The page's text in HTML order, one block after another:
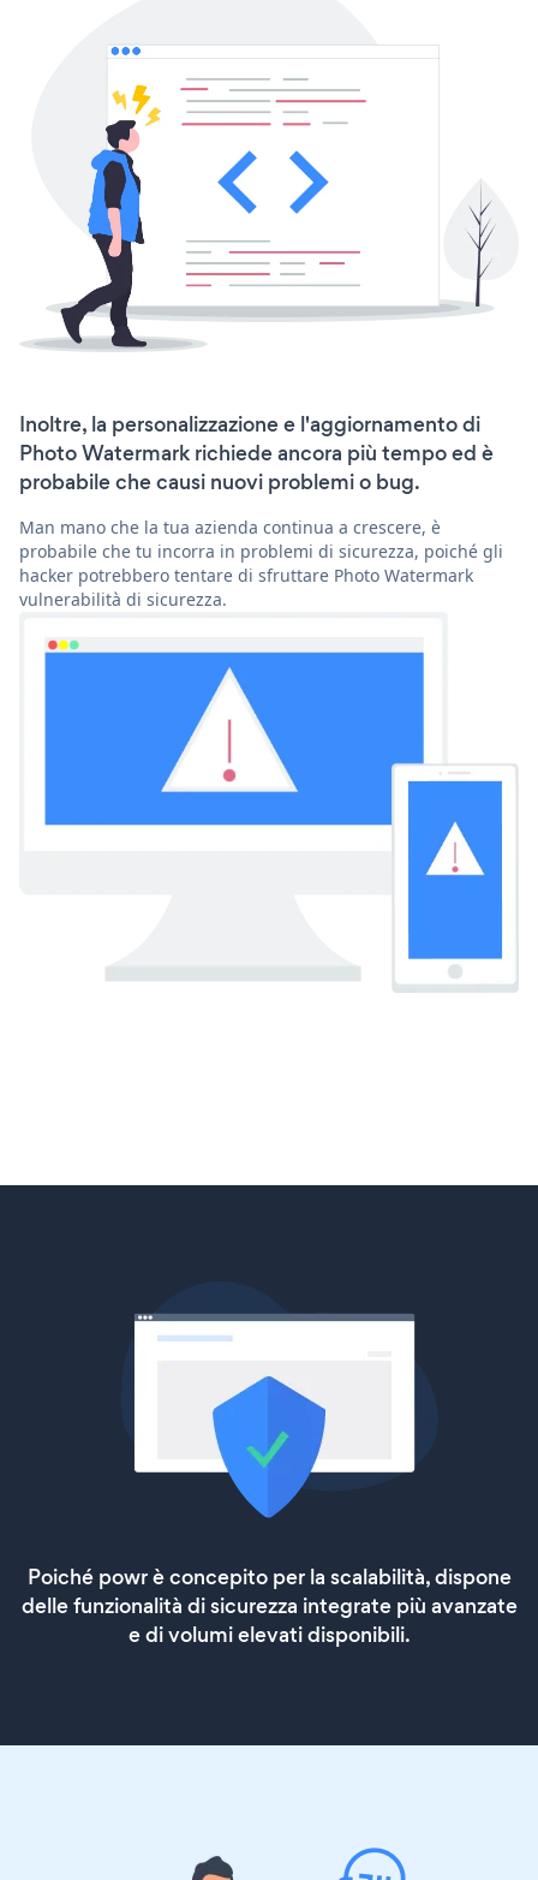
Inoltre, la personalizzazione e l'aggiornamento di
Photo Watermark richiede ancora più tempo ed è
probabile che causi nuovi problemi o bug.
Man mano che la tua azienda continua a crescere, è
probabile che tu incorra in problemi di sicurezza, poiché gli
hacker potrebbero tentare di sfruttare Photo Watermark
vulnerabilità di sicurezza.
Poiché powr è concepito per la scalabilità, dispone
delle funzionalità di sicurezza integrate più avanzate
e di volumi elevati disponibili.